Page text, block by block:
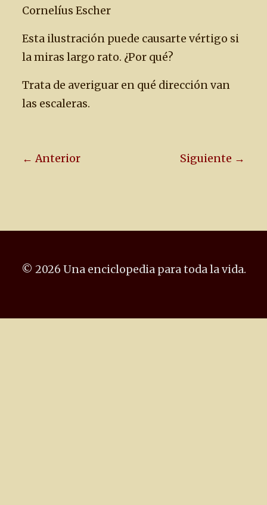
Cornelíus Escher
Esta ilustración puede causarte vértigo si
la miras largo rato. ¿Por qué?
Trata de averiguar en qué dirección van
las escaleras.
← Anterior Siguiente →
© 2026 Una enciclopedia para toda la vida.